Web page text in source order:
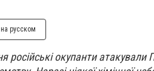
на русском
російські окупанти